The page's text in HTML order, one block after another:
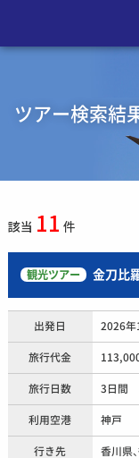
ツアー検索結
該当 11 件
観光ツアー 金刀比
出発日 2026年
旅行代金
旅行日数 3日間
利用空港 神戸
行き先 香川県